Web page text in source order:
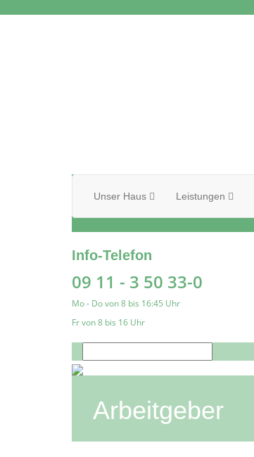
Unser Haus Leistungen
Info-Telefon
09 11 - 3 50 33-0
Mo - Do von 8 bis 16:45 Uhr
Fr von 8 bis 16 Uhr
Arbeitgeber